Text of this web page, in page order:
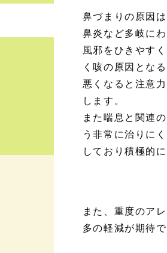
鼻づまりの原因
鼻炎など多岐に
風邪をひきやす
く咳の原因とな
悪くなると注意
します。
また喘息と関連
う非常に治りに
しており積極的
また、重度のア
多の軽減が期待